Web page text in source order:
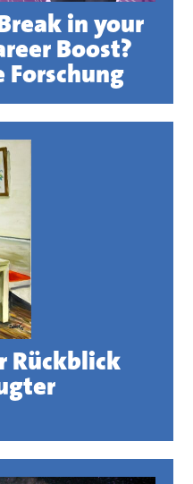
in your
Boost?
Rückblick